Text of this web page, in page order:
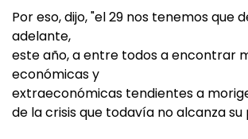
Por eso, dijo, "el 29 nos tenemos que
adelante,
este año, a entre todos a encontrar
económicas y
extraeconómicas tendientes a
de la crisis que todavía no alcanza su